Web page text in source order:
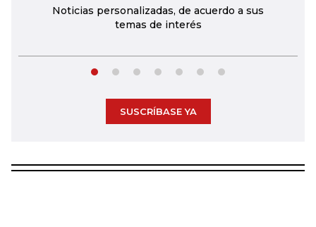
Noticias personalizadas, de acuerdo a sus
temas de interés
SUSCRÍBASE YA